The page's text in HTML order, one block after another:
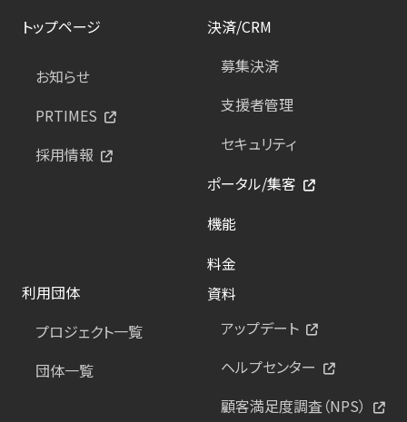
トップページ
お知らせ
PRTIMES
採用情報
決済/CRM
募集決済
支援者管理
セキュリティ
ポータル/集客
機能
料金
利用団体
プロジェクト一覧
団体一覧
資料
アップデート
ヘルプセンター
顧客満足度調査（NPS）